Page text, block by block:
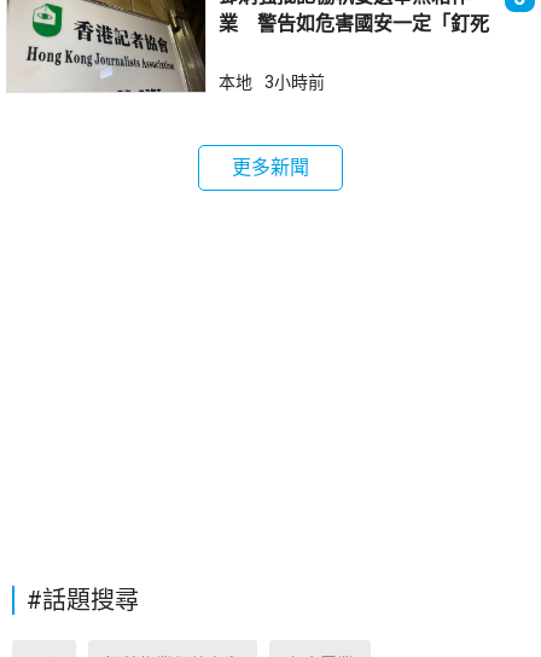
業 警告如危害國安一定「釘死
本地 3小時前
更多新聞
#話題搜尋